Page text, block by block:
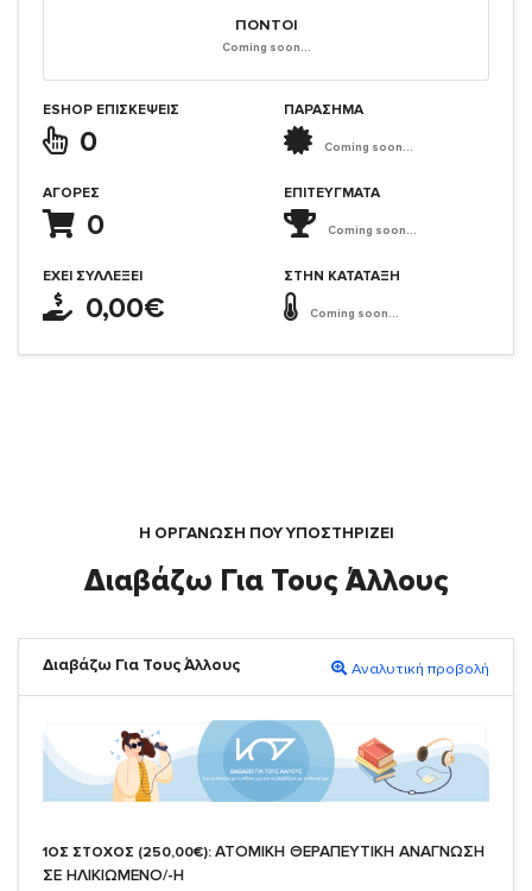
ΠΌΝΤΟΙ
Coming soon...
ESHOP ΕΠΙΣΚΈΨΕΙΣ
0
ΑΓΟΡΈΣ
0
ΈΧΕΙ ΣΥΛΛΈΞΕΙ
0,00€
ΠΑΡΑΣΗΜΑ
Coming soon...
ΕΠΙΤΕΎΓΜΑΤΑ
Coming soon...
ΣΤΗΝ ΚΑΤΆΤΑΞΗ
Coming soon...
Η ΟΡΓΆΝΩΣΗ ΠΟΥ ΥΠΟΣΤΗΡΙΖΕΙ
Διαβάζω Για Τους Άλλους
Διαβάζω Για Τους Άλλους Αναλυτική προβολή
1ΟΣ ΣΤΟΧΟΣ (250,00€): ΑΤΟΜΙΚΗ ΘΕΡΑΠΕΥΤΙΚΗ ΑΝΑΓΝΩΣΗ
ΣΕ ΗΛΙΚΙΩΜΕΝΟ/-Η